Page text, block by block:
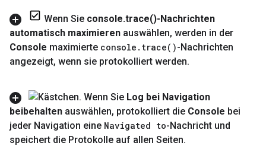
Wenn Sie console.trace()-Nachrichten
automatisch maximieren auswählen, werden in der
Console maximierte console . trace( )-Nachrichten
angezeigt, wenn sie protokolliert werden.
Wenn Sie Log bei Navigation
beibehalten auswählen, protokolliert die Console bei
jeder Navigation eine Navigated to-Nachricht und
speichert die Protokolle auf allen Seiten.